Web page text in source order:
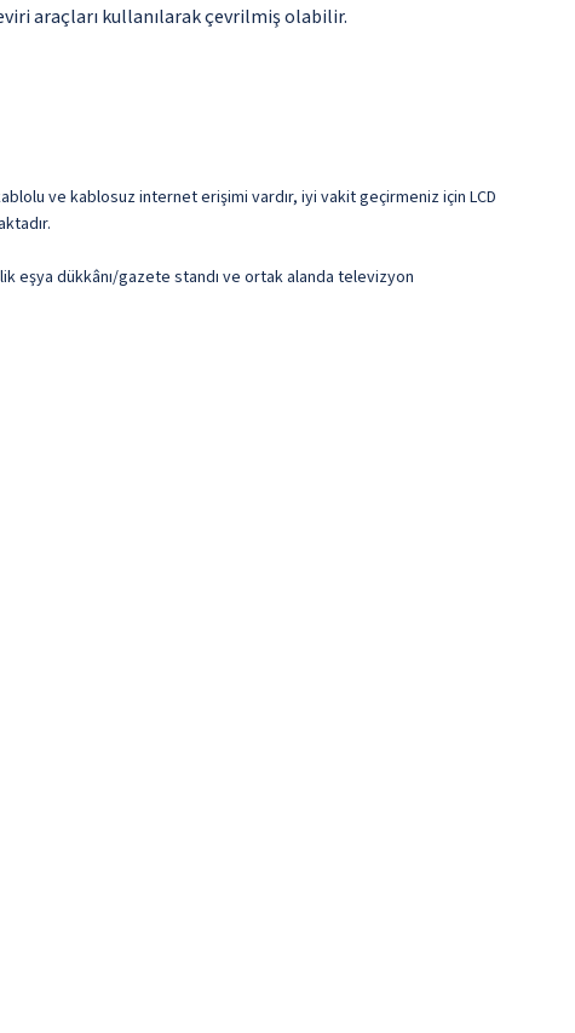
araçları kullanılarak çevrilmiş olabilir.
ve kablosuz internet erişimi vardır, iyi vakit geçirmeniz için LCD
eşya dükkânı/gazete standı ve ortak alanda televizyon